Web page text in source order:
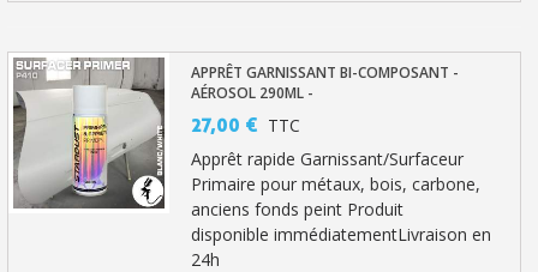
APPRÊT GARNISSANT BI-COMPOSANT -
AÉROSOL 290ML -
27,00 € TTC
Apprêt rapide Garnissant/Surfaceur
Primaire pour métaux, bois, carbone,
anciens fonds peint Produit
disponible immédiatementLivraison en
24h